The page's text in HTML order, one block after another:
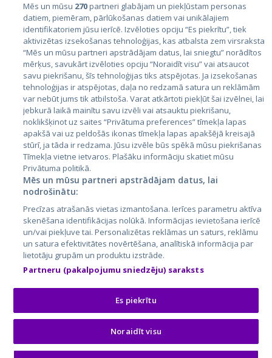
Страны
Эстония
Латвия
Литва
City24.lv
City24.ee
GetaPro.lv
GetaPro.ee
Skelbiu.lt
Autoplius.lt
Aruodas.lt
CVbankas.lt
Kainos.lt
Paslaugos.lt
auto24.ee
Osta.ee
KuldneBörs.ee
© 2026 GetaPro. Все права защищены.
Mēs un mūsu 270partneri glabājam un piekļūstam personas
datiem, piemēram, pārlūkošanas datiem vai unikālajiem
identifikatoriem jūsu ierīcē. Izvēloties opciju “Es piekrītu”, tiek
aktivizētas izsekošanas tehnoloģijas, kas atbalsta zem virsraksta
“Mēs un mūsu partneri apstrādājam datus, lai sniegtu” norādītos
mērķus, savukārt izvēloties opciju “Noraidīt visu” vai atsaucot
savu piekrišanu, šīs tehnoloģijas tiks atspējotas. Ja izsekošanas
tehnoloģijas ir atspējotas, daļa no redzamā satura un reklāmām
var nebūt jums tik atbilstoša. Varat atkārtoti piekļūt šai izvēlnei, lai
jebkurā laikā mainītu savu izvēli vai atsauktu piekrišanu,
noklikšķinot uz saites “Privātuma preferences” tīmekļa lapas
apakšā vai uz peldošās ikonas tīmekļa lapas apakšējā kreisajā
stūrī, ja tāda ir redzama. Jūsu izvēle būs spēkā mūsu piekrišanas
Tīmekļa vietne ietvaros. Plašāku informāciju skatiet mūsu
Privātuma politikā.
Mēs un mūsu partneri apstrādājam datus, lai
nodrošinātu:
Precīzas atrašanās vietas izmantošana. Ierīces parametru aktīva
skenēšana identifikācijas nolūkā. Informācijas ievietošana ierīcē
un/vai piekļuve tai. Personalizētas reklāmas un saturs, reklāmu
un satura efektivitātes novērtēšana, analītiskā informācija par
lietotāju grupām un produktu izstrāde.
Partneru (pakalpojumu sniedzēju) saraksts
Es piekrītu
Noraidīt visu